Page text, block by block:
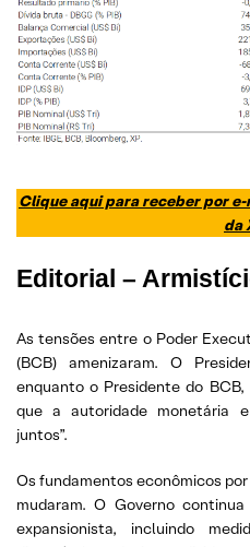
Clique aqui para receber por
da
Editorial –
As tensões entre o Poder
(BCB) amenizaram. O
enquanto o Presidente do
que a autoridade monetária
juntos”.
Os fundamentos econômicos
mudaram. O Governo
expansionista, incluindo